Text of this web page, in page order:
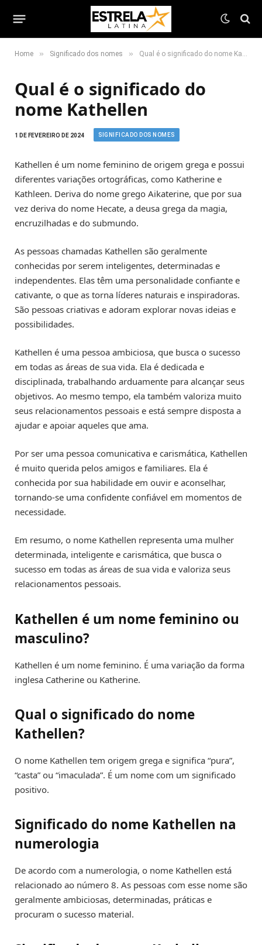
Home » Significado dos nomes » Qual é o significado do nome Kathellen
Qual é o significado do
nome Kathellen
1 DE FEVEREIRO DE 2024 SIGNIFICADO DOS NOMES
Kathellen é um nome feminino de origem grega e possui
diferentes variações ortográficas, como Katherine e
Kathleen. Deriva do nome grego Aikaterine, que por sua
vez deriva do nome Hecate, a deusa grega da magia,
encruzilhadas e do submundo.
As pessoas chamadas Kathellen são geralmente
conhecidas por serem inteligentes, determinadas e
independentes. Elas têm uma personalidade confiante e
cativante, o que as torna líderes naturais e inspiradoras.
São pessoas criativas e adoram explorar novas ideias e
possibilidades.
Kathellen é uma pessoa ambiciosa, que busca o sucesso
em todas as áreas de sua vida. Ela é dedicada e
disciplinada, trabalhando arduamente para alcançar seus
objetivos. Ao mesmo tempo, ela também valoriza muito
seus relacionamentos pessoais e está sempre disposta a
ajudar e apoiar aqueles que ama.
Por ser uma pessoa comunicativa e carismática, Kathellen
é muito querida pelos amigos e familiares. Ela é
conhecida por sua habilidade em ouvir e aconselhar,
tornando-se uma confidente confiável em momentos de
necessidade.
Em resumo, o nome Kathellen representa uma mulher
determinada, inteligente e carismática, que busca o
sucesso em todas as áreas de sua vida e valoriza seus
relacionamentos pessoais.
Kathellen é um nome feminino ou
masculino?
Kathellen é um nome feminino. É uma variação da forma
inglesa Catherine ou Katherine.
Qual o significado do nome
Kathellen?
O nome Kathellen tem origem grega e significa “pura”,
“casta” ou “imaculada”. É um nome com um significado
positivo.
Significado do nome Kathellen na
numerologia
De acordo com a numerologia, o nome Kathellen está
relacionado ao número 8. As pessoas com esse nome são
geralmente ambiciosas, determinadas, práticas e
procuram o sucesso material.